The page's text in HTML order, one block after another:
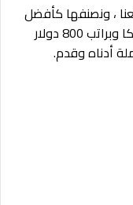
، ونصنفها كأفضل
عقد عمل بتأشيرة لمدة سنة في أمريكا وبراتب 800 دولار
أدناه وقدم.